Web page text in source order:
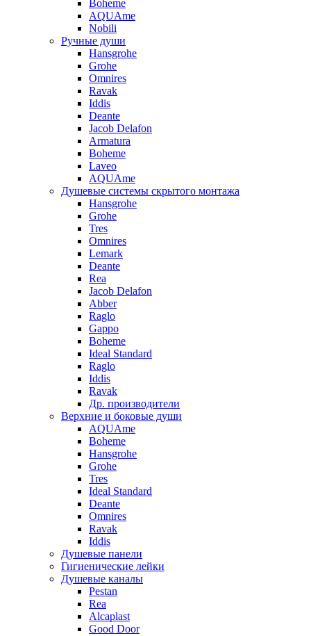
Boheme
AQUAme
Nobili
Ручные души
Hansgrohe
Grohe
Omnires
Ravak
Iddis
Deante
Jacob Delafon
Armatura
Boheme
Laveo
AQUAme
Душевые системы скрытого монтажа
Hansgrohe
Grohe
Tres
Omnires
Lemark
Deante
Rea
Jacob Delafon
Abber
Raglo
Gappo
Boheme
Ideal Standard
Raglo
Iddis
Ravak
Др. производители
Верхние и боковые души
AQUAme
Boheme
Hansgrohe
Grohe
Tres
Ideal Standard
Deante
Omnires
Ravak
Iddis
Душевые панели
Гигиенические лейки
Душевые каналы
Pestan
Rea
Alcaplast
Good Door